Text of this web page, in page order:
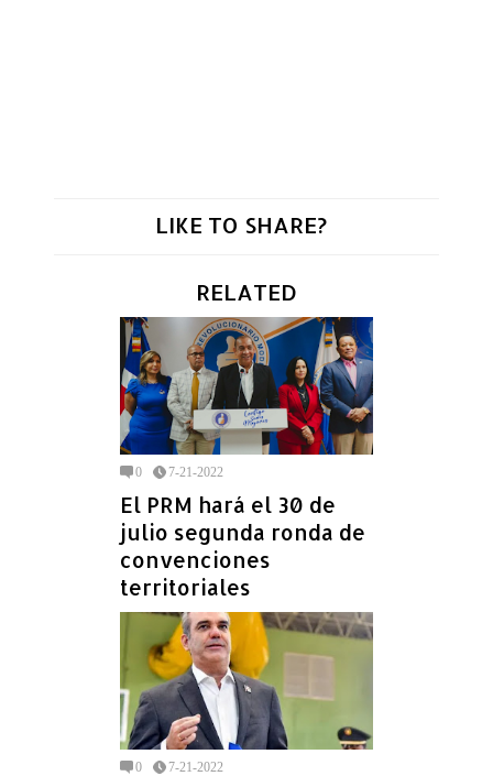
LIKE TO SHARE?
RELATED
0 7-21-2022
El PRM hará el 30 de
julio segunda ronda de
convenciones
territoriales
0 7-21-2022